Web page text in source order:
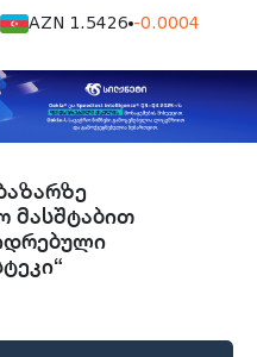
AZN 1.5426 -0.0004
მასშტაბით